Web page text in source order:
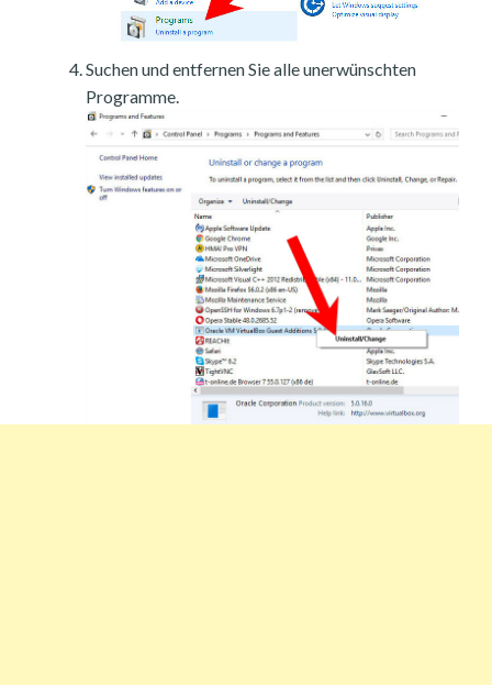
Suchen und entfernen Sie alle unerwünschten
Programme.